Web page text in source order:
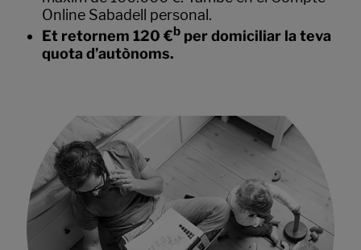
Online Sabadell personal.
Et retornem 120 €b per domiciliar la teva
quota d’autònoms.